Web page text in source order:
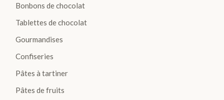
Bonbons de chocolat
Tablettes de chocolat
Gourmandises
Confiseries
Pâtes à tartiner
Pâtes de fruits